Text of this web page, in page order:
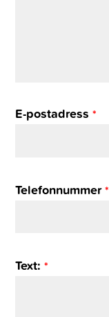
E-postadress*
Telefonnummer*
Text:*